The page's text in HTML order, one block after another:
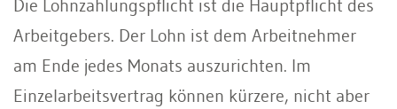
Die Lohnzahlungspflicht ist die Hauptpflicht des
Arbeitgebers. Der Lohn ist dem Arbeitnehmer
am Ende jedes Monats auszurichten. Im
Einzelarbeitsvertrag können kürzere, nicht aber